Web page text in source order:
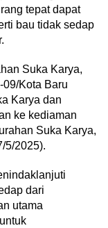
tepat dapat
bau tidak sedap
Suka Karya,
Kota Baru
Karya dan
ke kediaman
Suka Karya,
5/2025).
dari
utama